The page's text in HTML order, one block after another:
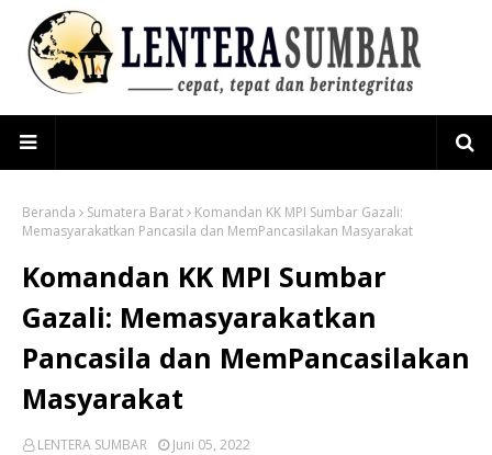
Beranda Sumatera Barat
Komandan KK MPI Sumbar Gazali:
Memasyarakatkan Pancasila dan MemPancasilakan Masyarakat
Komandan KK MPI Sumbar
Gazali: Memasyarakatkan
Pancasila dan MemPancasilakan
Masyarakat
LENTERA SUMBAR Juni 05, 2022